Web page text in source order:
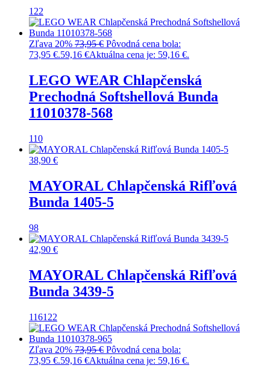
122
Zľava 20% 73,95€ Pôvodná cena bola:
73,95 €.59,16 €Aktuálna cena je: 59,16 €.
LEGO WEAR Chlapčenská
Prechodná Softshellová Bunda
11010378-568
110
38,90 €
MAYORAL Chlapčenská Rifľová
Bunda 1405-5
98
42,90 €
MAYORAL Chlapčenská Rifľová
Bunda 3439-5
116122
Zľava 20% 73,95€ Pôvodná cena bola:
73,95 €.59,16 €Aktuálna cena je: 59,16 €.